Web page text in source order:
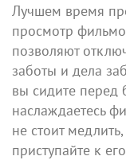
Лучшем время
просмотр
позволяют
заботы и дела
вы сидите
наслаждаетесь
не стоит
приступайте к